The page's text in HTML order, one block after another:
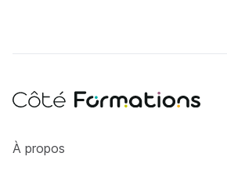
Côté Formations
À propos